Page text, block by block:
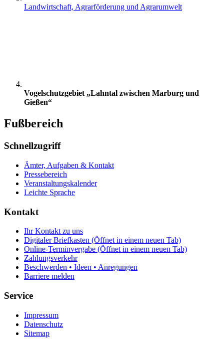
Landwirtschaft, Agrarförderung und Agrarumwelt
Vogelschutzgebiet „Lahntal zwischen Marburg und
Gießen“
Fußbereich
Schnellzugriff
Ämter, Aufgaben & Kontakt
Pressebereich
Veranstaltungskalender
Leichte Sprache
Kontakt
Ihr Kontakt zu uns
Digitaler Briefkasten (Öffnet in einem neuen Tab)
Online-Terminvergabe (Öffnet in einem neuen Tab)
Zahlungsverkehr
Beschwerden • Ideen • Anregungen
Barriere melden
Service
Impressum
Datenschutz
Sitemap